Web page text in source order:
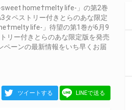
sweet home†melty life-」の第2巻
タペストリー付きとらのあな限定
life-」待望の第1巻が6月9
リー付きとらのあな限定版を発売
ペーンの最新情報をいち早くお届
ツイートする LINEで送る